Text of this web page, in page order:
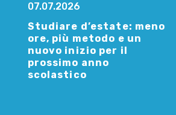
07.07.2026
Studiare d’estate: meno
ore, più metodo e un
nuovo inizio per il
prossimo anno
scolastico